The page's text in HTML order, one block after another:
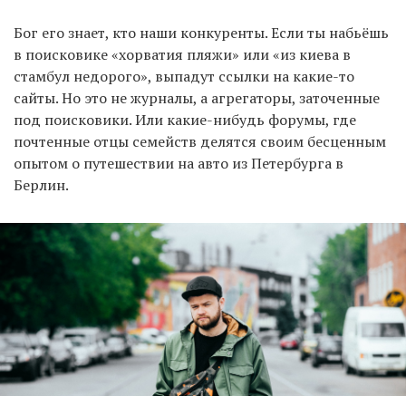
Бог его знает, кто наши конкуренты. Если ты набьёшь
в поисковике «хорватия пляжи» или «из киева в
стамбул недорого», выпадут ссылки на какие-то
сайты. Но это не журналы, а агрегаторы, заточенные
под поисковики. Или какие-нибудь форумы, где
почтенные отцы семейств делятся своим бесценным
опытом о путешествии на авто из Петербурга в
Берлин.